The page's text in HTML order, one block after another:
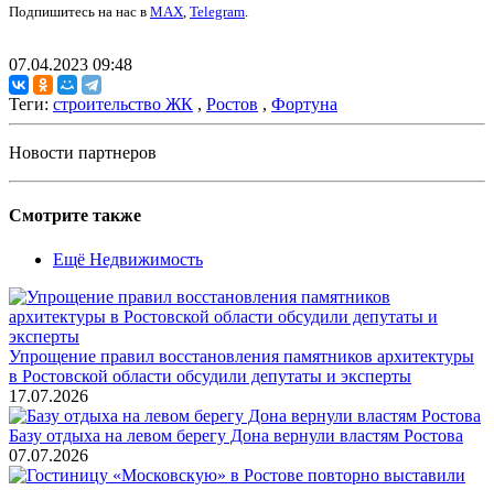
Подпишитесь на нас в MAX, Telegram.
07.04.2023 09:48
Теги: строительство ЖК , Ростов , Фортуна
Новости партнеров
Смотрите также
Ещё Недвижимость
Упрощение правил восстановления памятников архитектуры
в Ростовской области обсудили депутаты и эксперты
17.07.2026
Базу отдыха на левом берегу Дона вернули властям Ростова
07.07.2026